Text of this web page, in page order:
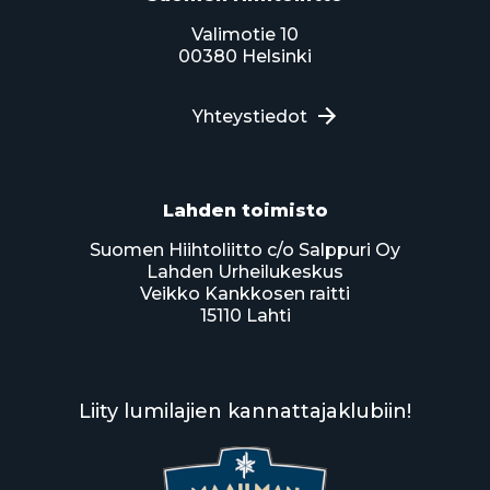
Valimotie 10
00380 Helsinki
Yhteystiedot
Lahden toimisto
Suomen Hiihtoliitto c/o Salppuri Oy
Lahden Urheilukeskus
Veikko Kankkosen raitti
15110 Lahti
Liity lumilajien kannattajaklubiin!